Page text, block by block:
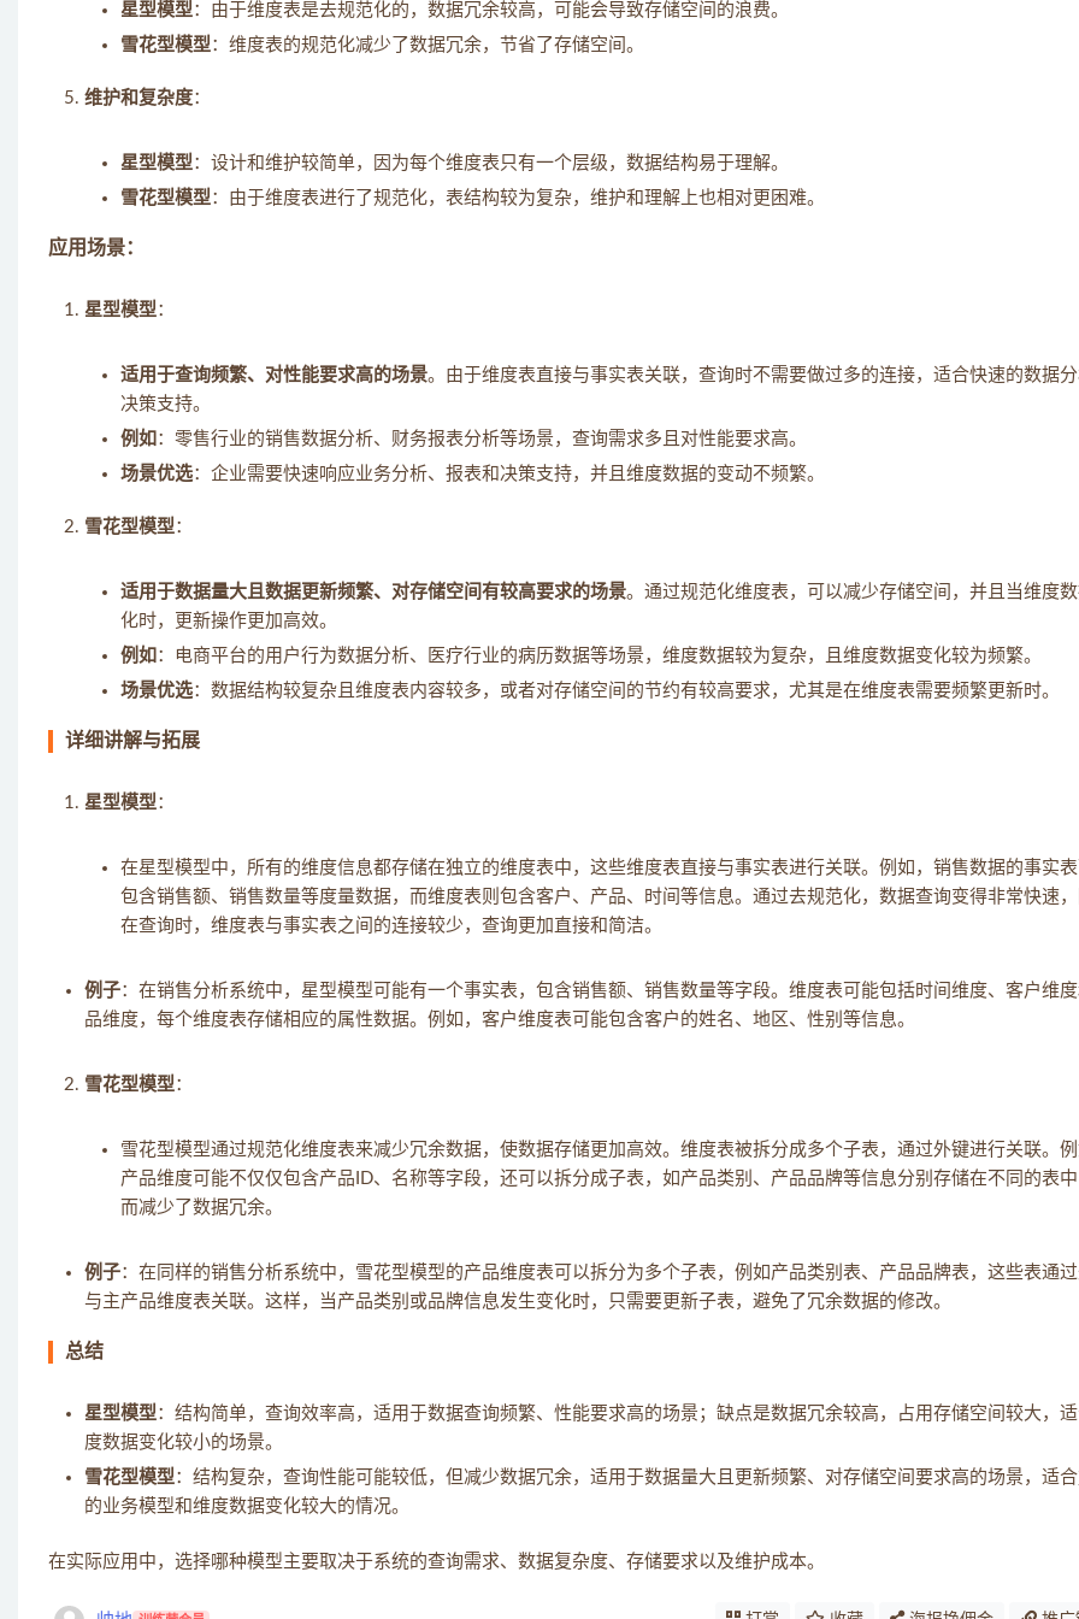
星型模型：由于维度表是去规范化的，数据冗余较高，可能会导致存储空间的浪费。
雪花型模型：维度表的规范化减少了数据冗余，节省了存储空间。
维护和复杂度：
星型模型：设计和维护较简单，因为每个维度表只有一个层级，数据结构易于理解。
雪花型模型：由于维度表进行了规范化，表结构较为复杂，维护和理解上也相对更困难。
应用场景：
星型模型：
适用于查询频繁、对性能要求高的场景。由于维度表直接与事实表关联，查询时不需要做过多的连接，适合快速的数据分
决策支持。
例如 ：零售行业的销售数据分析、财务报表分析等场景，查询需求多且对性能要求高。
场景优选：企业需要快速响应业务分析、报表和决策支持，并且维度数据的变动不频繁。
雪花型模型：
适用于数据量大且数据更新频繁、对存储空间有较高要求的场景。通过规范化维度表，可以减少存储空间，并且当维度
化时，更新操作更加高效。
例如 ：电商平台的用户行为数据分析、医疗行业的病历数据等场景，维度数据较为复杂，且维度数据变化较为频繁。
场景优选：数据结构较复杂且维度表内容较多，或者对存储空间的节约有较高要求，尤其是在维度表需要频繁更新时。
详细讲解与拓展
星型模型：
在星型模型中，所有的维度信息都存储在独立的维度表中，这些维度表直接与事实表进行关联。例如，销售数据的事实
包含销售额、销售数量等度量数据，而维度表则包含客户、产品、时间等信息。通过去规范化，数据查询变得非常快速
在查询时，维度表与事实表之间的连接较少，查询更加直接和简洁。
例子：在销售分析系统中，星型模型可能有一个事实表，包含销售额、销售数量等字段。维度表可能包括时间维度、客户维
品维度，每个维度表存储相应的属性数据。例如，客户维度表可能包含客户的姓名、地区、性别等信息。
雪花型模型：
雪花型模型通过规范化维度表来减少冗余数据，使数据存储更加高效。维度表被拆分成多个子表，通过外键进行关联。例
产品维度可能不仅仅包含产品ID、名称等字段，还可以拆分成子表，如产品类别、产品品牌等信息分别存储在不同的表
而减少了数据冗余。
例子：在同样的销售分析系统中，雪花型模型的产品维度表可以拆分为多个子表，例如产品类别表、产品品牌表，这些表通
与主产品维度表关联。这样，当产品类别或品牌信息发生变化时，只需要更新子表，避免了冗余数据的修改。
总结
星型模型：结构简单，查询效率高，适用于数据查询频繁、性能要求高的场景；缺点是数据冗余较高，占用存储空间较大，
度数据变化较小的场景。
雪花型模型：结构复杂，查询性能可能较低，但减少数据冗余，适用于数据量大且更新频繁、对存储空间要求高的场景，适
的业务模型和维度数据变化较大的情况。
在实际应用中，选择哪种模型主要取决于系统的查询需求、数据复杂度、存储要求以及维护成本。